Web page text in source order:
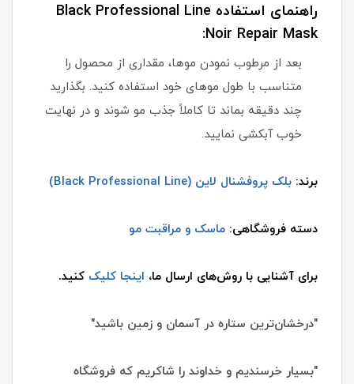
راهنمای استفاده Black Professional Line
Noir Repair Mask:
بعد از مرطوب نمودن موها، مقداری از محصول را
متناسب با طول موهای خود استفاده کنید. بگذارید
چند دقیقه بماند تا کاملاً جذب مو شوند و در نهایت
خوب آبکشی نمایید.
برند: بلک پروفشنال لاین (Black Professional Line)
دسته فروشگاهی: ماسک و مراقبت مو
برای آشنایی با روش‌های ارسال ما، اینجا کلیک کنید.
"درخشان‌ترین ستاره در آسمان و زمین باشید"
"بسیار خرسندیم و خداوند را شاکریم که فروشگاه